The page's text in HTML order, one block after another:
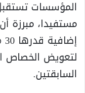
مستفيدا، مبرزة
لتعويض الخصاص
السابقتين.